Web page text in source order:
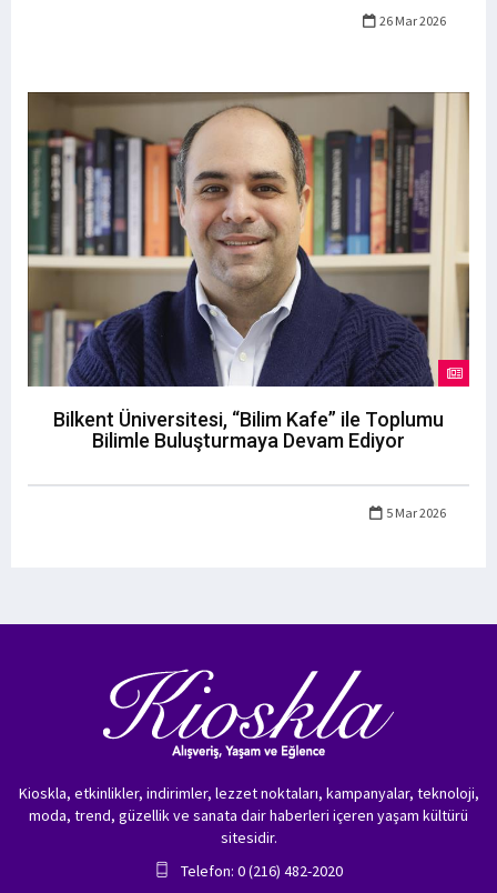
26 Mar 2026
Bilkent Üniversitesi, “Bilim Kafe” ile Toplumu
Bilimle Buluşturmaya Devam Ediyor
5 Mar 2026
Kioskla, etkinlikler, indirimler, lezzet noktaları, kampanyalar, teknoloji,
moda, trend, güzellik ve sanata dair haberleri içeren yaşam kültürü
sitesidir.
Telefon: 0 (216) 482-2020